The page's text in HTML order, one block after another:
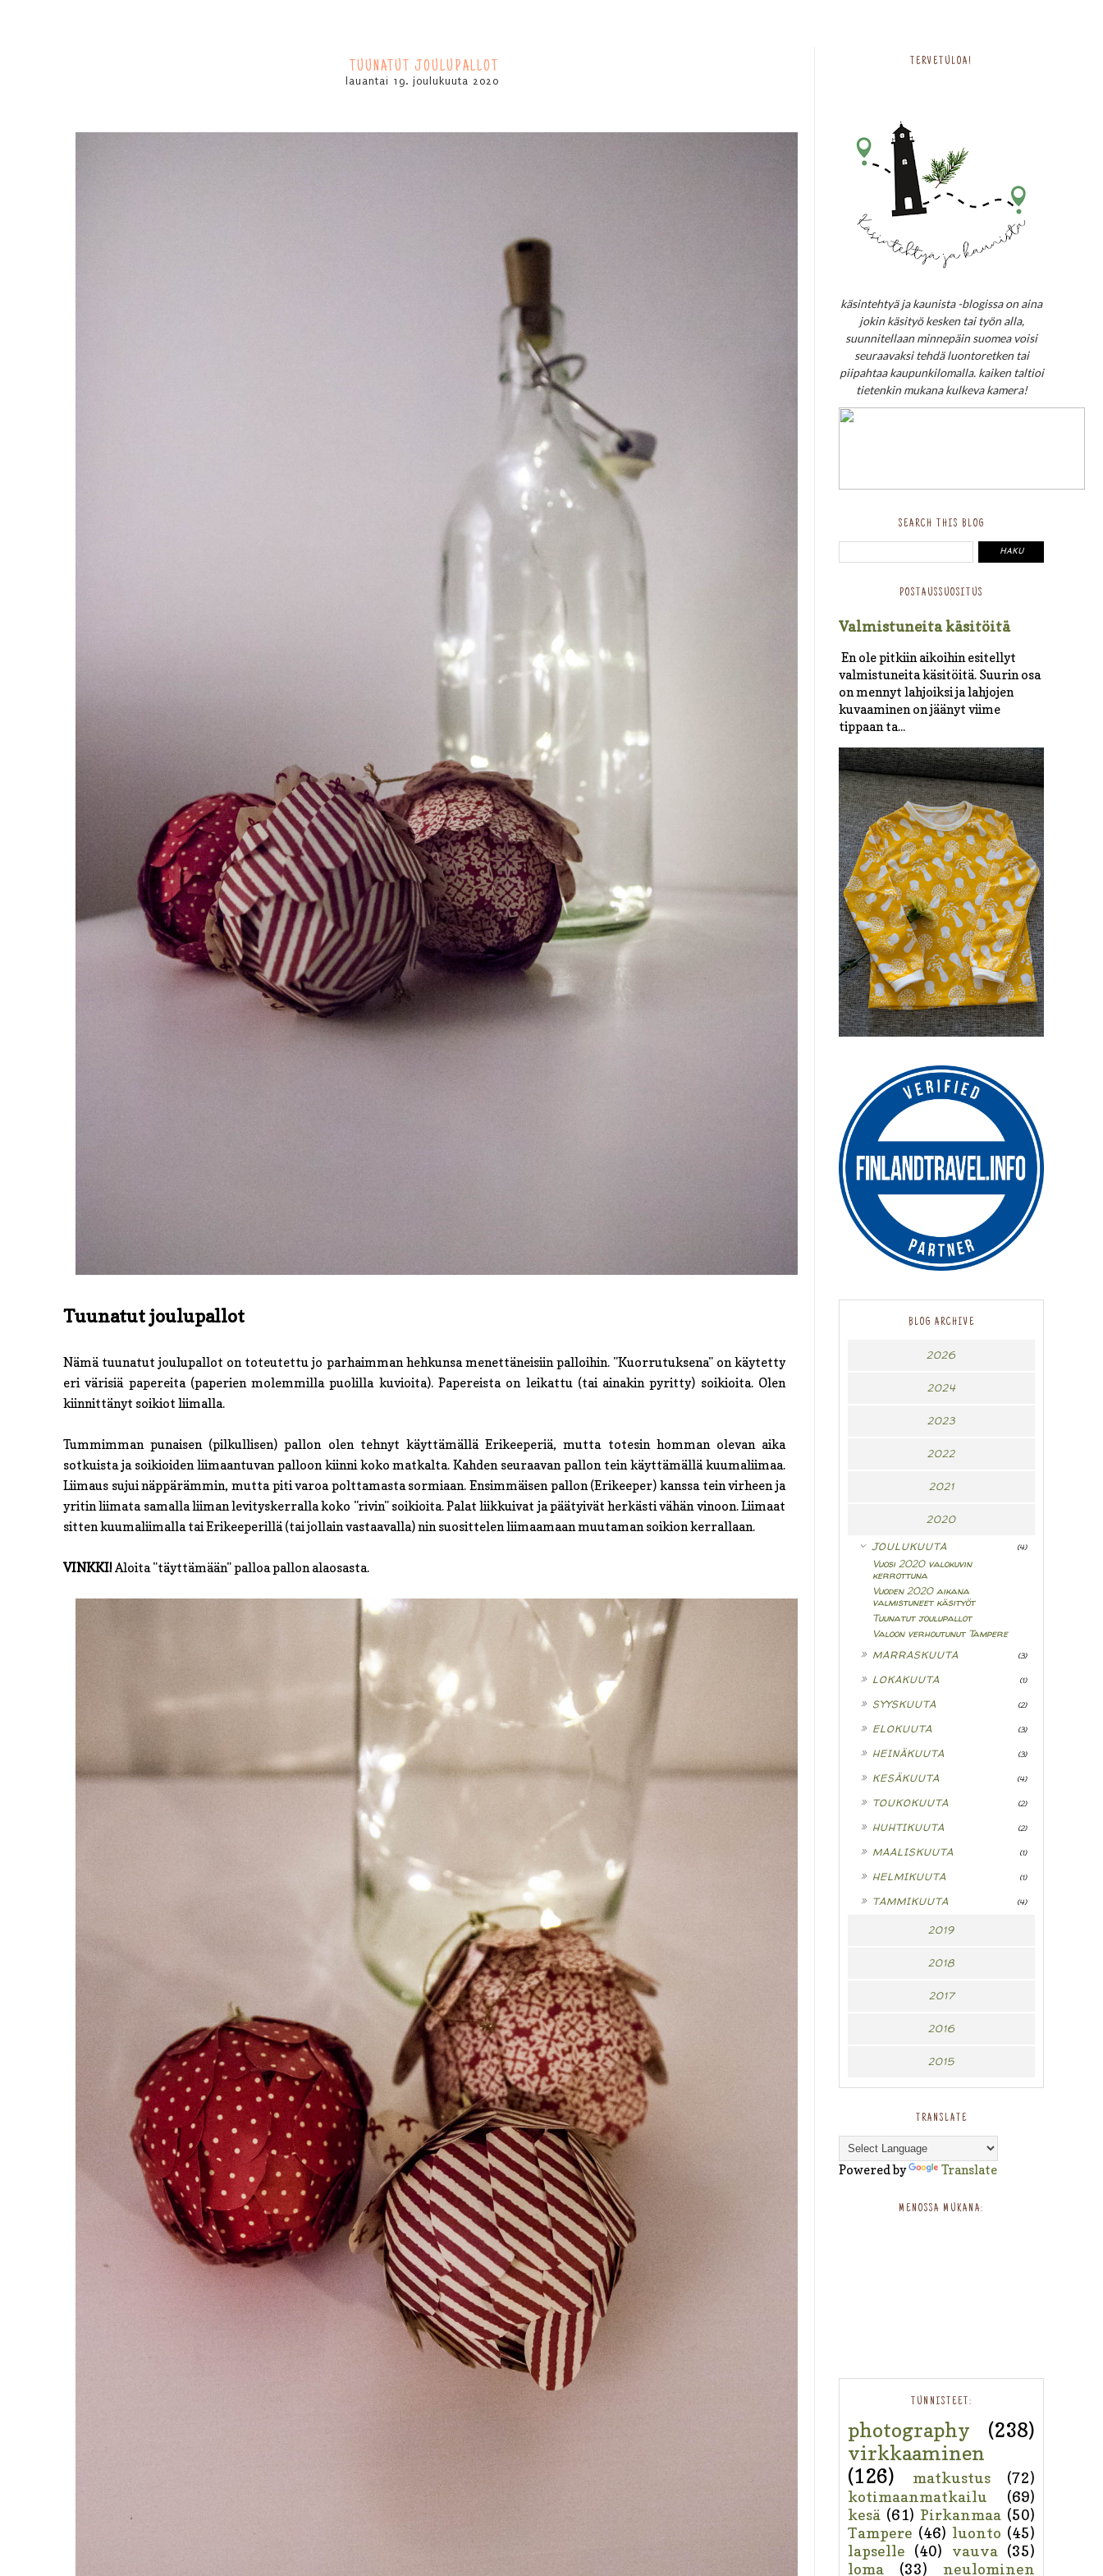
TUUNATUT JOULUPALLOT
lauantai 19. joulukuuta 2020
Tuunatut joulupallot
Nämä tuunatut joulupallot on toteutettu jo parhaimman hehkunsa menettäneisiin palloihin. "Kuorrutuksena" on käytetty
eri värisiä papereita (paperien molemmilla puolilla kuvioita). Papereista on leikattu (tai ainakin pyritty) soikioita. Olen
kiinnittänyt soikiot liimalla.
Tummimman punaisen (pilkullisen) pallon olen tehnyt käyttämällä Erikeeperiä, mutta totesin homman olevan aika
sotkuista ja soikioiden liimaantuvan palloon kiinni koko matkalta. Kahden seuraavan pallon tein käyttämällä kuumaliimaa.
Liimaus sujui näppärämmin, mutta piti varoa polttamasta sormiaan. Ensimmäisen pallon (Erikeeper) kanssa tein virheen ja
yritin liimata samalla liiman levityskerralla koko "rivin" soikioita. Palat liikkuivat ja päätyivät herkästi vähän vinoon. Liimaat
sitten kuumaliimalla tai Erikeeperillä (tai jollain vastaavalla) nin suosittelen liimaamaan muutaman soikion kerrallaan.
VINKKI!Aloita "täyttämään" palloa pallon alaosasta.
TERVETULOA!
käsintehtyä ja kaunista -blogissa on aina
jokin käsityö kesken tai työn alla,
suunnitellaan minnepäin suomea voisi
seuraavaksi tehdä luontoretken tai
piipahtaa kaupunkilomalla. kaiken taltioi
tietenkin mukana kulkeva kamera!
SEARCH THIS BLOG
POSTAUSSUOSITUS
Valmistuneita käsitöitä
En ole pitkiin aikoihin esitellyt
valmistuneita käsitöitä. Suurin osa
on mennyt lahjoiksi ja lahjojen
kuvaaminen on jäänyt viime
tippaan ta...
BLOG ARCHIVE
2026
2024
2023
2022
2021
2020
JOULUKUUTA (4)
Vuosi 2020 valokuvin
kerrottuna
Vuoden 2020 aikana
valmistuneet käsityöt
Tuunatut joulupallot
Valoon verhoutunut Tampere
MARRASKUUTA (3)
LOKAKUUTA (1)
SYYSKUUTA (2)
ELOKUUTA (3)
HEINÄKUUTA (3)
KESÄKUUTA (4)
TOUKOKUUTA (2)
HUHTIKUUTA (2)
MAALISKUUTA (1)
HELMIKUUTA (1)
TAMMIKUUTA (4)
2019
2018
2017
2016
2015
TRANSLATE
Powered by Translate
MENOSSA MUKANA:
TUNNISTEET:
photography
(238)
virkkaaminen
(126)
matkustus
(72)
kotimaanmatkailu
(69)
kesä (61) Pirkanmaa (50)
Tampere (46) luonto (45)
lapselle
(40) vauva (35)
loma
(33) neulominen